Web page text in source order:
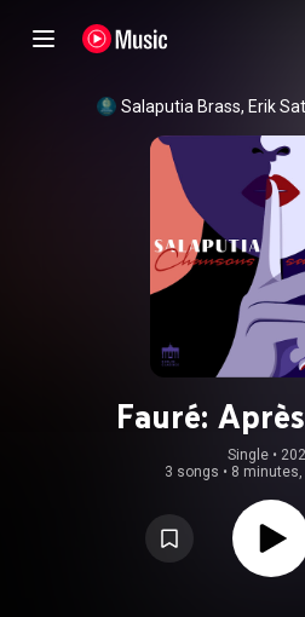
Salaputia Brass, Erik
Fauré:
Single •
3 songs • 8